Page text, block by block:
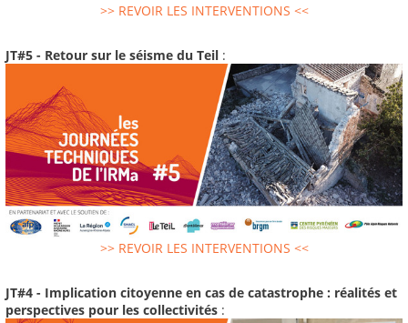
>> REVOIR LES INTERVENTIONS <<
JT#5 - Retour sur le séisme du Teil :
>> REVOIR LES INTERVENTIONS <<
JT#4 - Implication citoyenne en cas de catastrophe : réalités et
perspectives pour les collectivités :